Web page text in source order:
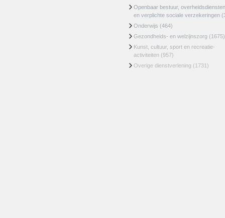
Openbaar bestuur, overheidsdiensten
en verplichte sociale verzekeringen
Onderwijs (464)
Gezondheids- en welzijnszorg (1675)
Kunst, cultuur, sport en recreatie-
activiteiten (957)
Overige dienstverlening (1731)